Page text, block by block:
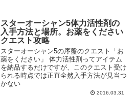
スターオーシャン5体力活性剤の
入手方法と場所。お薬をください
クエスト攻略
スターオーシャン5の序盤のクエスト「お
薬をください」 体力活性剤ってアイテム
を納品するだけですが、このクエスト受け
られる時点では正直全然入手方法が見当つ
かない
2016.03.31